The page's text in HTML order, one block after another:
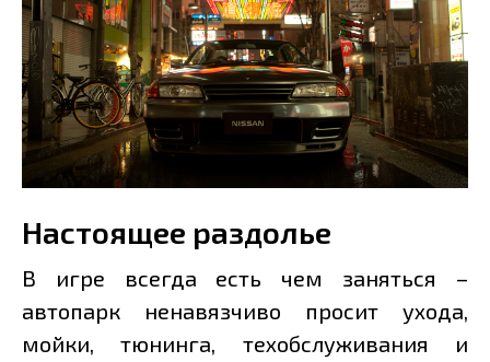
Настоящее раздолье
В игре всегда есть чем заняться –
автопарк ненавязчиво просит ухода,
мойки, тюнинга, техобслуживания и